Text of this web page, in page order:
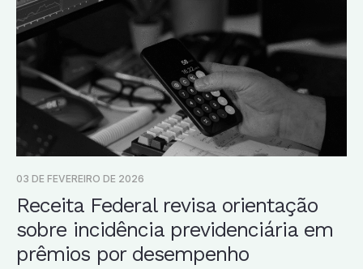
03 DE FEVEREIRO DE 2026
Receita Federal revisa orientação
sobre incidência previdenciária em
prêmios por desempenho